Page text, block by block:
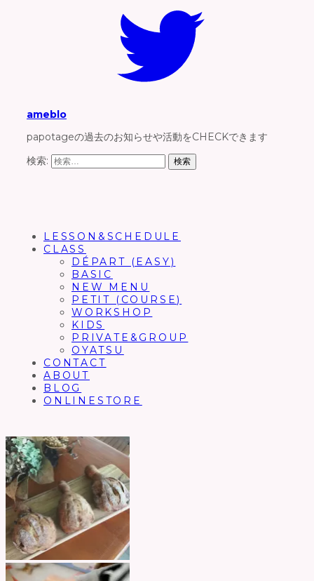
ameblo
papotageの過去のお知らせや活動をCHECKできます
検索:
LESSON&SCHEDULE
CLASS
DÉPART (EASY)
BASIC
NEW MENU
PETIT (COURSE)
WORKSHOP
KIDS
PRIVATE&GROUP
OYATSU
CONTACT
ABOUT
BLOG
ONLINESTORE